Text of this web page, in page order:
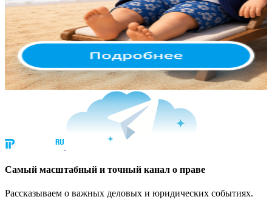
Cамый масштабный и точный канал о праве
Рассказываем о важных деловых и юридических событиях.